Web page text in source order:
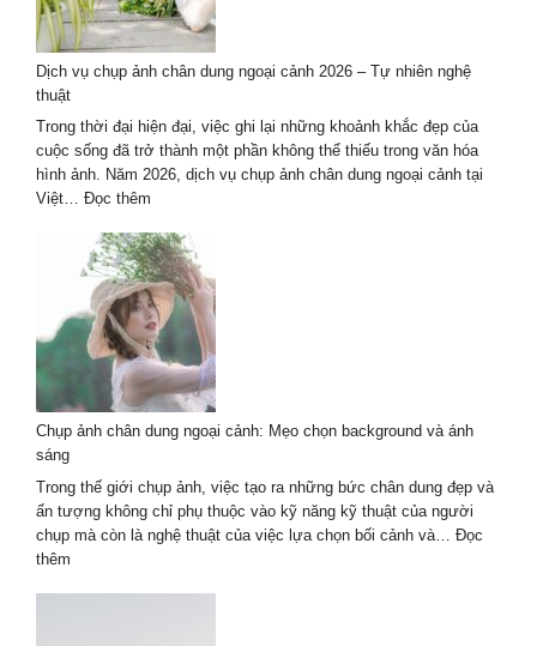
Hà
đẹp
&
uy
Dịch vụ chụp ảnh chân dung ngoại cảnh 2026 – Tự nhiên nghệ
thuật
Trong thời đại hiện đại, việc ghi lại những khoảnh khắc đẹp của
cuộc sống đã trở thành một phần không thể thiếu trong văn hóa
hình ảnh. Năm 2026, dịch vụ chụp ảnh chân dung ngoại cảnh tại
Việt… Đọc thêm
vụ
chụp
ảnh
chân
dung
ngoại
cảnh
2026
–
nhiên
nghệ
thuật
Chụp ảnh chân dung ngoại cảnh: Mẹo chọn background và ánh
sáng
Trong thế giới chụp ảnh, việc tạo ra những bức chân dung đẹp và
ấn tượng không chỉ phụ thuộc vào kỹ năng kỹ thuật của người
chụp mà còn là nghệ thuật của việc lựa chọn bối cảnh và… Đọc
thêm